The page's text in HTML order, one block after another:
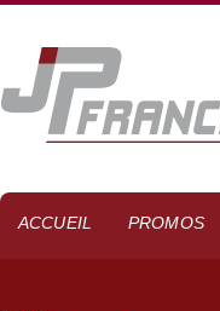
ACCUEIL PROMOS